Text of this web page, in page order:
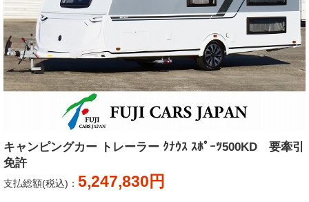
キャンピングカー トレーラー ｸﾅｳｽ ｽﾎﾟｰﾂ500KD 要牽引
免許
支払総額(税込)： 5,247,830円